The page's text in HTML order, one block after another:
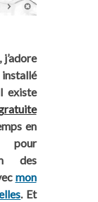
existe
en
des
mon
. Et
du
a un